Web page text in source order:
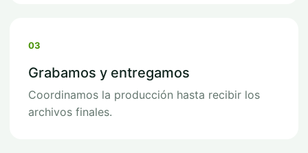
03
Grabamos y entregamos
Coordinamos la producción hasta recibir los
archivos finales.